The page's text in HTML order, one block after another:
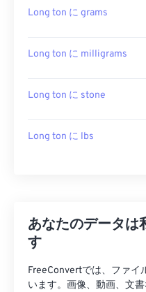
Long ton に grams
Long ton に milligrams
Long ton に stone
Long ton に lbs
あなたのデータは
す
FreeConvertでは、ファイ
います。画像、動画、文